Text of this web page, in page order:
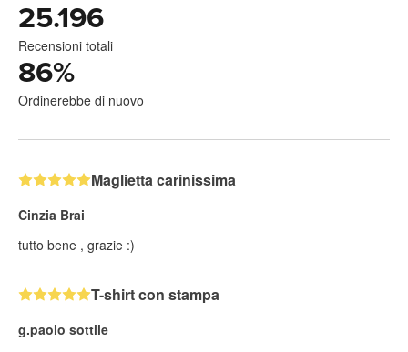
25.196
Recensioni totali
86%
Ordinerebbe di nuovo
Maglietta carinissima
Cinzia Brai
tutto bene , grazie :)
T-shirt con stampa
g.paolo sottile